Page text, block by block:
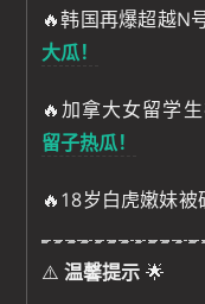
🔥韩国再爆超越N
大瓜！
🔥加拿大女留学
留子热瓜！
🔥18岁白虎嫩妹
⚠️温馨提示 🌟